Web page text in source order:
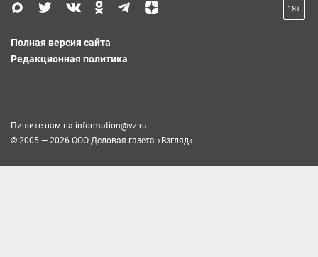
18+
Полная версия сайта
Редакционная политика
Пишите нам на information@vz.ru
© 2005 — 2026 ООО Деловая газета «Взгляд»